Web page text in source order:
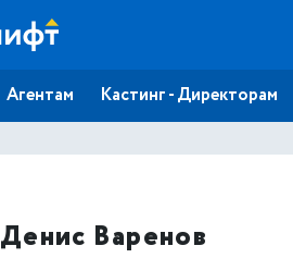
Агентам Кастинг - Директорам
Денис Варенов